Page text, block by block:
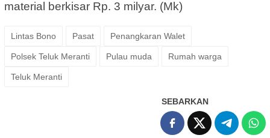
material berkisar Rp. 3 milyar. (Mk)
Lintas Bono Pasat Penangkaran Walet
Polsek Teluk Meranti Pulau muda Rumah warga
Teluk Meranti
SEBARKAN